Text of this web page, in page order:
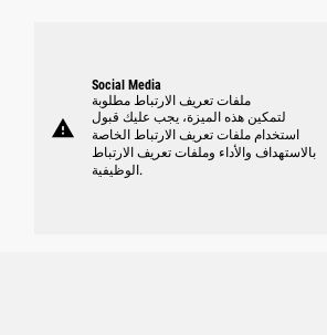
warning
Social Media
ملفات تعريف الارتباط مطلوبة
لتمكين هذه الميزة، يجب عليك قبول
استخدام ملفات تعريف الارتباط الخاصة
بالاستهداف والأداء وملفات تعريف الارتباط
الوظيفية.